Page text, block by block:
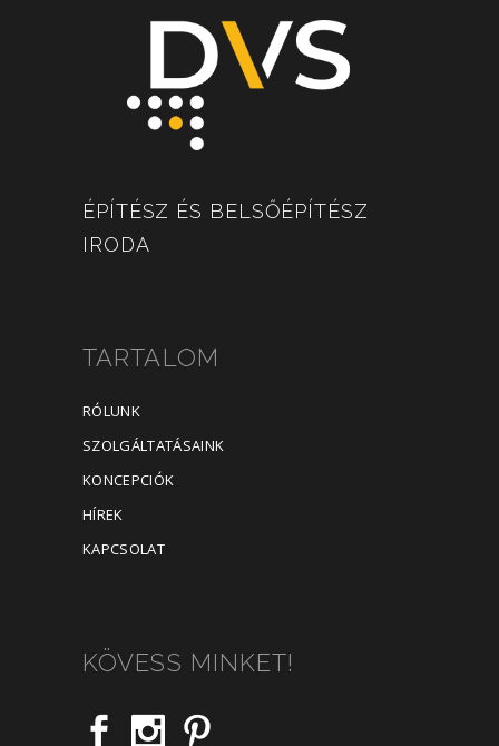
ÉPÍTÉSZ ÉS BELSŐÉPÍTÉSZ
IRODA
TARTALOM
RÓLUNK
SZOLGÁLTATÁSAINK
KONCEPCIÓK
HÍREK
KAPCSOLAT
KÖVESS MINKET!